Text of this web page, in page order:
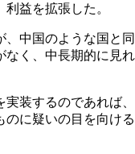
益を拡張した。
、中国のような国と同
なく、中長期的に見れ
装するのであれば、
のに疑いの目を向ける